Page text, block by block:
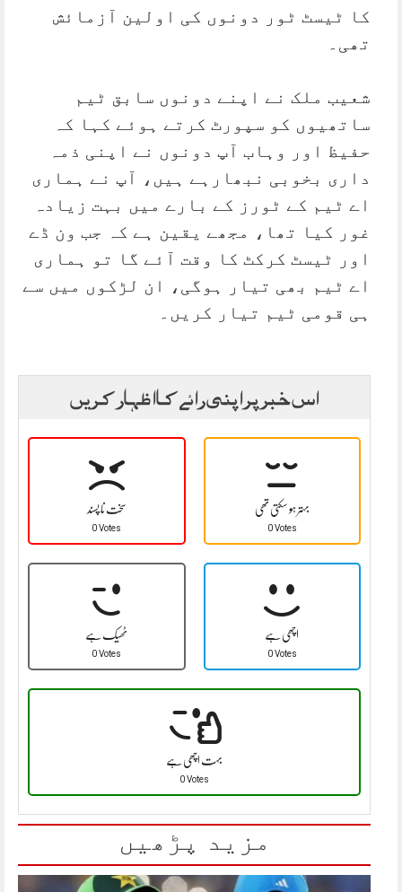
کا ٹیسٹ ٹور دونوں کی اولین آزمائش
تھی۔
شعیب ملک نے اپنے دونوں سابق ٹیم
ساتھیوں کو سپورٹ کرتے ہوئے کہا کہ
حفیظ اور وہاب آپ دونوں نے اپنی ذمہ
داری بخوبی نبھارہے ہیں، آپ نے ہماری
اے ٹیم کے ٹورز کے بارے میں بہت زیادہ
غور کیا تھا، مجھے یقین ہے کہ جب ون ڈے
اور ٹیسٹ کرکٹ کا وقت آئے گا تو ہماری
اے ٹیم بھی تیار ہوگی، ان لڑکوں میں سے
ہی قومی ٹیم تیار کریں۔
اس خبر پر اپنی رائے کا اظہار کریں
سخت نا پسند
0 Votes
بہتر ہو سکتی تھی
0 Votes
ٹھیک ہے
0 Votes
اچھی ہے
0 Votes
بہت اچھی ہے
0 Votes
مزید پڑھیں